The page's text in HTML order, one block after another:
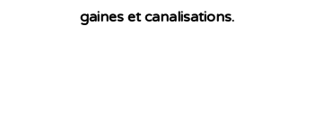
gaines et canalisations.